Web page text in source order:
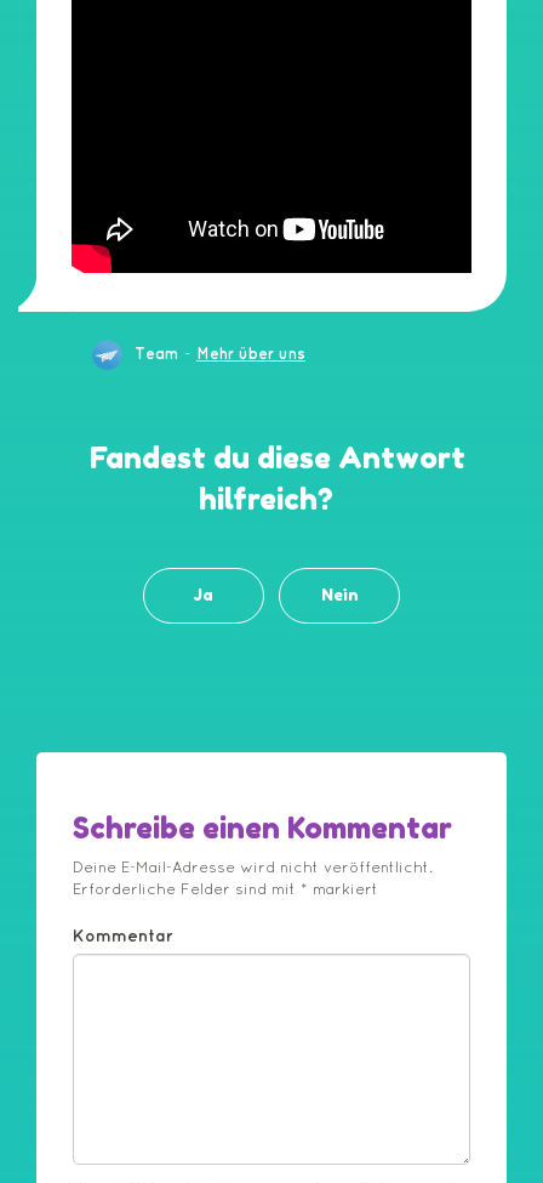
Team - Mehr über uns
Fandest du diese Antwort
hilfreich?
Ja Nein
Schreibe einen Kommentar
Deine E-Mail-Adresse wird nicht veröffentlicht.
Erforderliche Felder sind mit * markiert
Kommentar